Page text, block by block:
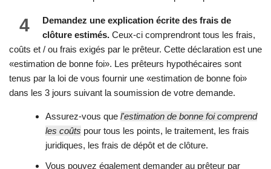
4
Demandez une explication écrite des frais de
clôture estimés. Ceux-ci comprendront tous les frais,
coûts et / ou frais exigés par le prêteur. Cette déclaration est une
«estimation de bonne foi». Les prêteurs hypothécaires sont
tenus par la loi de vous fournir une «estimation de bonne foi»
dans les 3 jours suivant la soumission de votre demande.
Assurez-vous que l'estimation de bonne foi comprend
les coûts pour tous les points, le traitement, les frais
juridiques, les frais de dépôt et de clôture.
Vous pouvez également demander au prêteur par